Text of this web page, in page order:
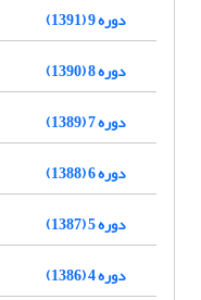
دوره 9 (1391)
دوره 8 (1390)
دوره 7 (1389)
دوره 6 (1388)
دوره 5 (1387)
دوره 4 (1386)